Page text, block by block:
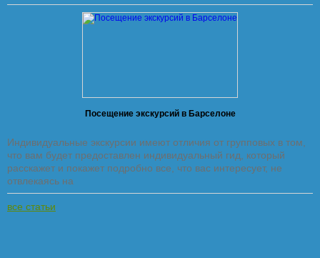
Посещение экскурсий в Барселоне
Индивидуальные экскурсии имеют отличия от групповых в том,
что вам будет предоставлен индивидуальный гид, который
расскажет и покажет подробно все, что вас интересует, не
отвлекаясь на
все статьи